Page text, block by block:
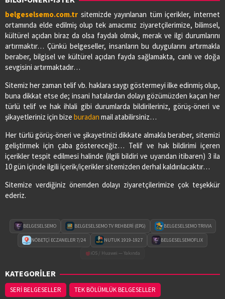
belgeselsemo.com.tr sitemizde yayınlanan tüm içerikler, internet
ortamında elde edilmiş olup tek amacımız ziyaretçilerimize, bilimsel,
kültürel açıdan biraz da olsa faydalı olmak, merak ve ilgi durumlarını
artırmaktır… Çünkü belgeseller, insanların bu duygularını artırmakla
beraber, bilgisel ve kültürel açıdan fayda sağlamakta, canlı ve doğa
sevgisini artırmaktadır…
Sitemiz her zaman telif vb. haklara saygı göstermeyi ilke edinmiş olup,
buna dikkat etse de; insani hatalardan dolayı gözümüzden kaçan her
türlü telif ve hak ihlali gibi durumlarda bildirileriniz, görüş-öneri ve
şikayetleriniz için bize buradan mail atabilirsiniz…
Her türlü görüş-öneri ve şikayetinizi dikkate almakla beraber, sitemizi
geliştirmek için çaba göstereceğiz… Telif ve hak bildirimi içeren
içerikler tespit edilmesi halinde (ilgili bildiri ve uyarıdan itibaren) 3 ila
10 gün içinde ilgili içerik/içerikler sitemizden derhal kaldırılacaktır…
Sitemize verdiğiniz önemden dolayı ziyaretçilerimize çok teşekkür
ederiz.
BELGESELSEMO BELGESELSEMO TV REHBERİ (EPG) BELGESELSEMO TRIVIA
NÖBETÇİ ECZANELER 7/24 NUTUK 1919-1927
BELGESELSEMOFLIX
iOS / Huawei — Yakında
KATEGORİLER
SERİ BELGESELLER
TEK BÖLÜMLÜK BELGESELLER